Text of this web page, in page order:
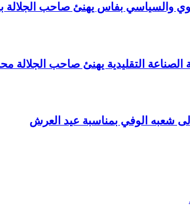
بفاس يهنئ صاحب الجلالة بمناسبة الذكرى 27
التقليدية يهنئ صاحب الجلالة محمد السادس
شعبه الوفي بمناسبة عيد العرش